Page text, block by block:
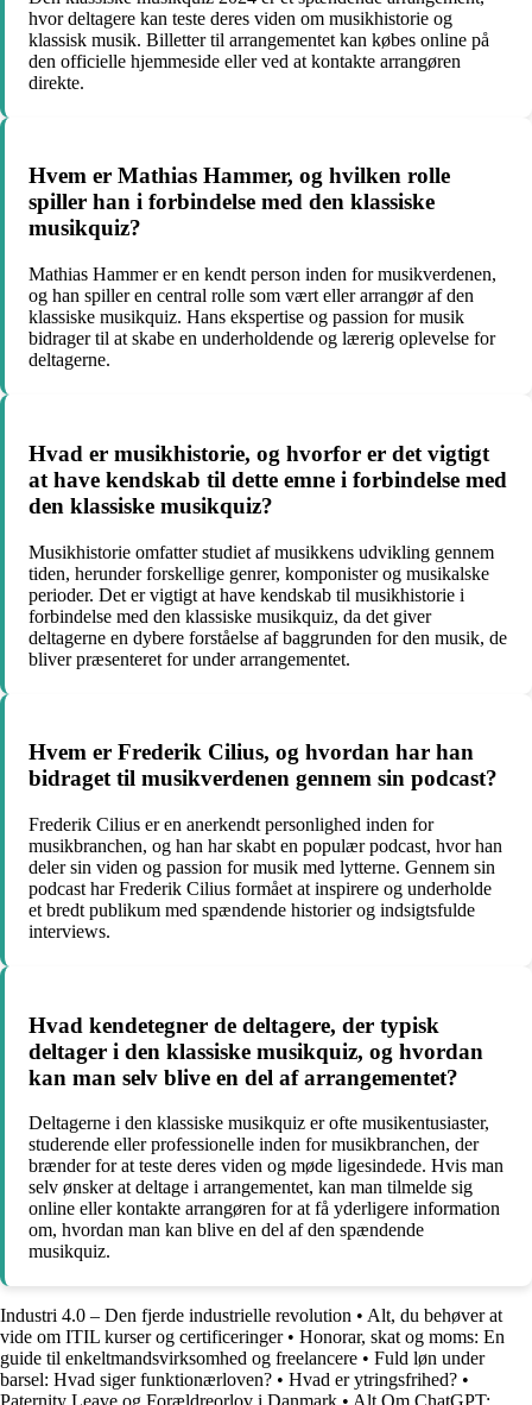
hvor deltagere kan teste deres viden om musikhistorie og
klassisk musik. Billetter til arrangementet kan købes online på
den officielle hjemmeside eller ved at kontakte arrangøren
direkte.
Hvem er Mathias Hammer, og hvilken rolle
spiller han i forbindelse med den klassiske
musikquiz?
Mathias Hammer er en kendt person inden for musikverdenen,
og han spiller en central rolle som vært eller arrangør af den
klassiske musikquiz. Hans ekspertise og passion for musik
bidrager til at skabe en underholdende og lærerig oplevelse for
deltagerne.
Hvad er musikhistorie, og hvorfor er det vigtigt
at have kendskab til dette emne i forbindelse med
den klassiske musikquiz?
Musikhistorie omfatter studiet af musikkens udvikling gennem
tiden, herunder forskellige genrer, komponister og musikalske
perioder. Det er vigtigt at have kendskab til musikhistorie i
forbindelse med den klassiske musikquiz, da det giver
deltagerne en dybere forståelse af baggrunden for den musik, de
bliver præsenteret for under arrangementet.
Hvem er Frederik Cilius, og hvordan har han
bidraget til musikverdenen gennem sin podcast?
Frederik Cilius er en anerkendt personlighed inden for
musikbranchen, og han har skabt en populær podcast, hvor han
deler sin viden og passion for musik med lytterne. Gennem sin
podcast har Frederik Cilius formået at inspirere og underholde
et bredt publikum med spændende historier og indsigtsfulde
interviews.
Hvad kendetegner de deltagere, der typisk
deltager i den klassiske musikquiz, og hvordan
kan man selv blive en del af arrangementet?
Deltagerne i den klassiske musikquiz er ofte musikentusiaster,
studerende eller professionelle inden for musikbranchen, der
brænder for at teste deres viden og møde ligesindede. Hvis man
selv ønsker at deltage i arrangementet, kan man tilmelde sig
online eller kontakte arrangøren for at få yderligere information
om, hvordan man kan blive en del af den spændende
musikquiz.
Industri 4.0 – Den fjerde industrielle revolution • Alt, du behøver at
vide om ITIL kurser og certificeringer• Honorar, skat og moms: En
guide til enkeltmandsvirksomhed og freelancere • Fuld løn under
barsel: Hvad siger funktionærloven? • Hvad er ytringsfrihed? •